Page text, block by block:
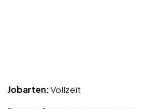
Jobarten:Vollzeit